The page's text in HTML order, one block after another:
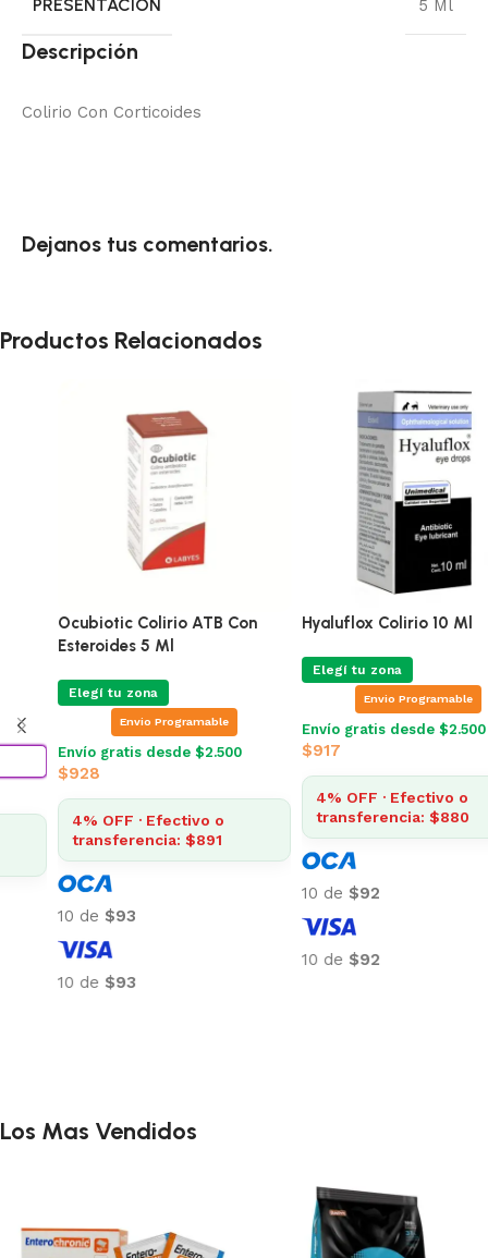
PRESENTACIÓN 5 Ml
Descripción
Colirio Con Corticoides
Dejanos tus comentarios.
Productos Relacionados
Ocubiotic Colirio ATB Con
Esteroides 5 Ml
Elegí tu zona
Envio Programable
Envío gratis desde $2.500
$928
4% OFF · Efectivo o
transferencia: $891
$93
$93
Hyaluflox Colirio 10 Ml
Elegí tu zona
Envio Programable
Envío gratis desde $2.500
4% OFF · Efectivo o
transferencia: $880
$92
$92
Los Mas Vendidos